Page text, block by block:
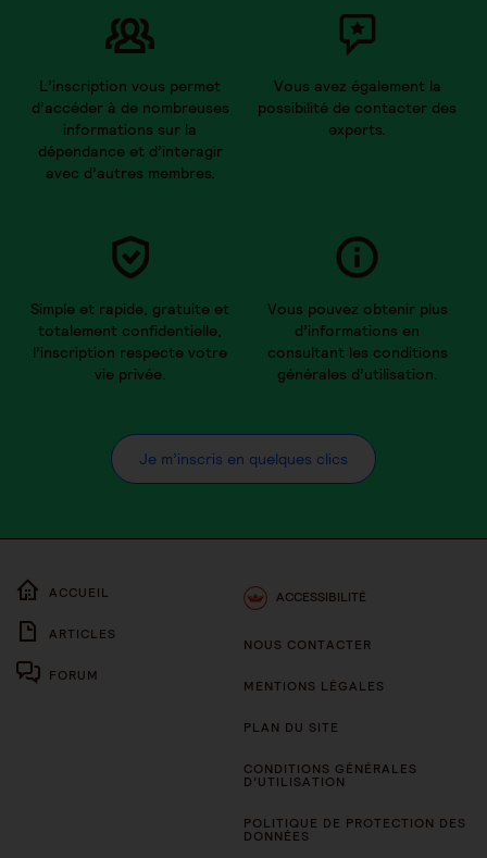
L’inscription vous permet
d’accéder à de nombreuses
informations sur la
dépendance et d’interagir
avec d’autres membres.
Vous avez également la
possibilité de contacter des
experts.
Simple et rapide, gratuite et
totalement confidentielle,
l’inscription respecte votre
vie privée.
Vous pouvez obtenir plus
d’informations en
consultant les conditions
générales d’utilisation.
Je m’inscris en quelques clics
ACCUEIL
ARTICLES
FORUM
ACCESSIBILITÉ
NOUS CONTACTER
MENTIONS LÉGALES
PLAN DU SITE
CONDITIONS GÉNÉRALES
D’UTILISATION
POLITIQUE DE PROTECTION DES
DONNÉES